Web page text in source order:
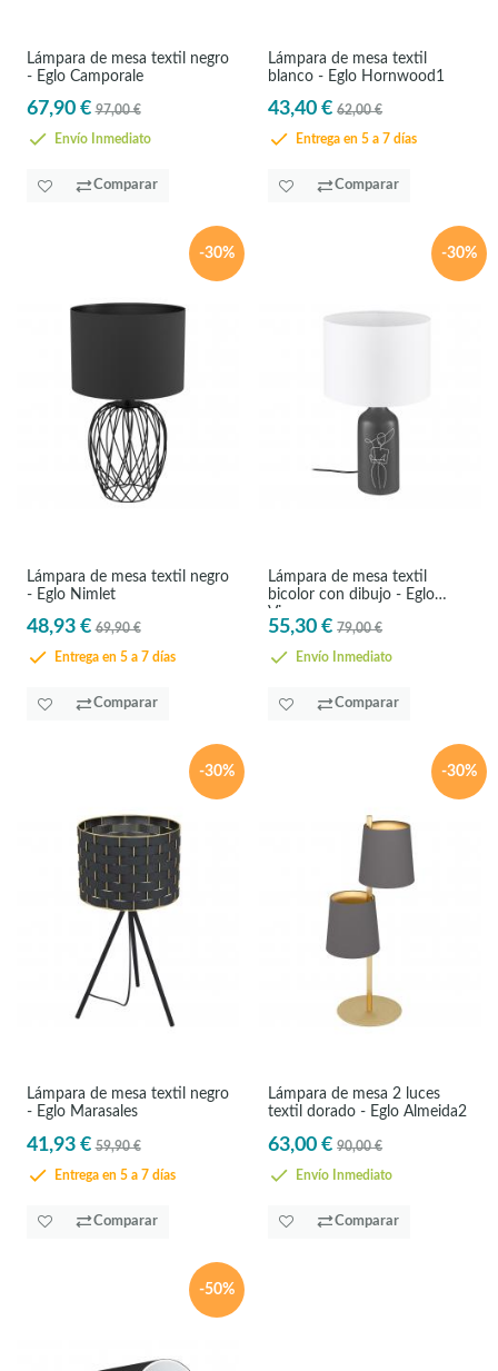
Lámpara de mesa textil negro
- Eglo Camporale
67,90 € 97,00 €
Envío Inmediato
Comparar
Lámpara de mesa textil
blanco - Eglo Hornwood1
43,40 € 62,00 €
Entrega en 5 a 7 días
Comparar
-30%
Lámpara de mesa textil negro
- Eglo Nimlet
48,93 € 69,90 €
Entrega en 5 a 7 días
Comparar
-30%
Lámpara de mesa textil
bicolor con dibujo - Eglo
Vinoza
55,30 € 79,00 €
Envío Inmediato
Comparar
-30%
Lámpara de mesa textil negro
- Eglo Marasales
41,93 € 59,90 €
Entrega en 5 a 7 días
Comparar
-30%
Lámpara de mesa 2 luces
textil dorado - Eglo Almeida2
63,00 € 90,00 €
Envío Inmediato
Comparar
-50%